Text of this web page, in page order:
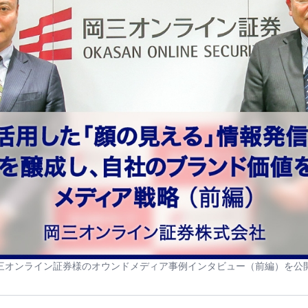
オンライン証券様のオウンドメディア事例インタビュー（前編）を公